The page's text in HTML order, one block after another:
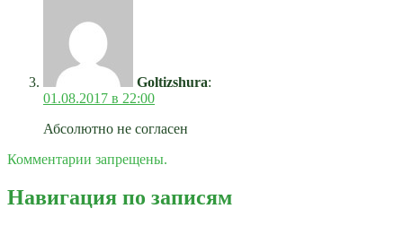
Goltizshura:
01.08.2017 в 22:00
Абсолютно не согласен
Комментарии запрещены.
Навигация по записям